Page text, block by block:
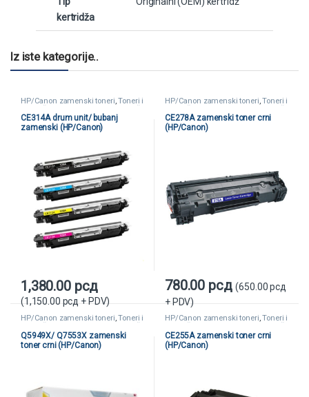
kertridža
Iz iste kategorije..
HP/Canon zamenski toneri,Toneri i
kertridži
Zamenski toneri i kertridži
CE314A drum unit/ bubanj
zamenski (HP/Canon)
1,380.00 рсд
(1,150.00 рсд + PDV)
HP/Canon zamenski toneri,Toneri i
kertridži
Zamenski toneri i kertridži
CE278A zamenski toner crni
(HP/Canon)
780.00 рсд (650.00рсд
+ PDV)
HP/Canon zamenski toneri,Toneri i
Q5949X/ Q7553X zamenski
toner crni (HP/Canon)
HP/Canon zamenski toneri,Toneri i
CE255A zamenski toner crni
(HP/Canon)